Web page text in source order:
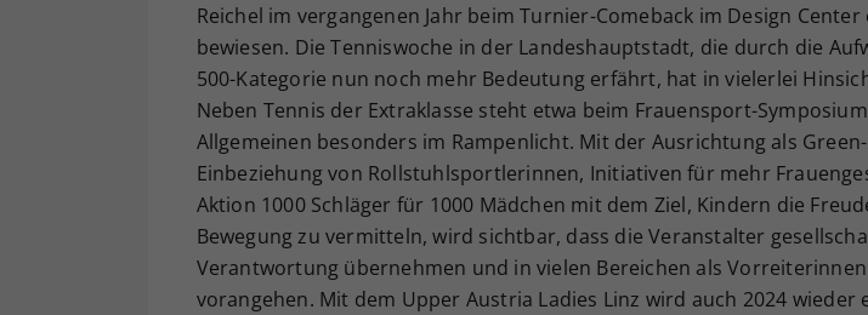
Reichel im vergangenen Jahr beim Turnier-Comeback im Design
bewiesen. Die Tenniswoche in der Landeshauptstadt, die durch die
500-Kategorie nun noch mehr Bedeutung erfährt, hat in vielerlei
Neben Tennis der Extraklasse steht etwa beim Frauensport-
Allgemeinen besonders im Rampenlicht. Mit der Ausrichtung als
Einbeziehung von Rollstuhlsportlerinnen, Initiativen für mehr
Aktion 1000 Schläger für 1000 Mädchen mit dem Ziel, Kindern die
Bewegung zu vermitteln, wird sichtbar, dass die Veranstalter
Verantwortung übernehmen und in vielen Bereichen als
vorangehen. Mit dem Upper Austria Ladies Linz wird auch 2024 wieder